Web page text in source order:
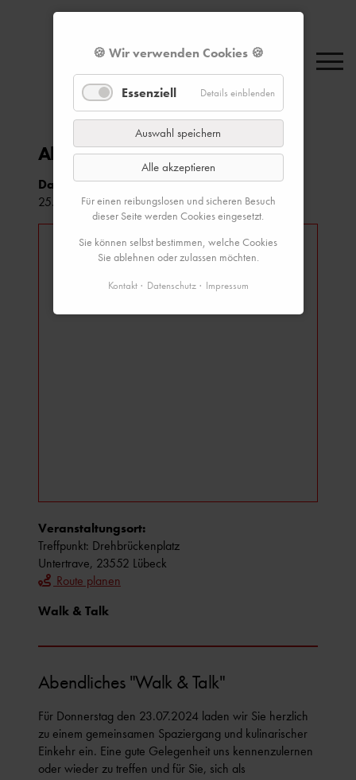
Abendliches "Walk & Talk"
Datum & Zeit:
25.07.2024, 06:45–08:30 Uhr
Veranstaltungsort:
Treffpunkt: Drehbrückenplatz
Untertrave, 23552 Lübeck
Route planen
Walk & Talk
Abendliches "Walk & Talk"
Für Donnerstag den 23.07.2024 laden wir Sie herzlich
zu einem gemeinsamen Spaziergang und kulinarischer
Einkehr ein. Eine gute Gelegenheit uns kennenzulernen
oder wieder zu treffen und für Sie, sich als
🍪 Wir verwenden Cookies 🍪
Essenziell Details einblenden
Auswahl speichern
Alle akzeptieren
Für einen reibungslosen und sicheren Besuch
dieser Seite werden Cookies eingesetzt.
Sie können selbst bestimmen, welche Cookies
Sie ablehnen oder zulassen möchten.
Kontakt Datenschutz Impressum